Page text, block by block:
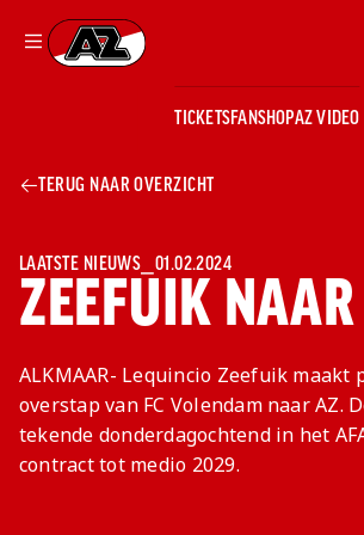
Ga naar onze homepage
TICKETSFANSHOPAZ VIDEO
AZ
VROUWEN
FANSHOP
BUSINESS
Wat is AZ
Business?
AZ Business
Events
Hospitality
Kees Kist
Lounge
Georg Kessler
Lounge
Exposure
Bestel je
seizoenkaart
NieuwsNIEUWS
Teams
TEAMS
CLUB & FANS
TERUG NAAR OVERZICHT
ZEEFUIK
LAATSTE NIEUWS 01.02.2024
ALKMAAR- Lequincio Zeefuik maakt
overstap van FC Volendam naar AZ.
tekende donderdagochtend in het
contract tot medio 2029.